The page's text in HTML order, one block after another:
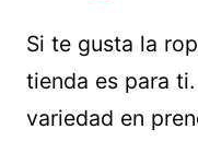
Si te gusta la
tienda es para
variedad en